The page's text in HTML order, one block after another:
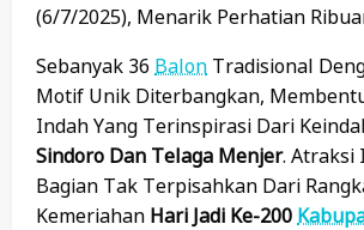
(6/7/2025), Menarik Perhatian
Sebanyak 36 Balon Tradisional
Motif Unik Diterbangkan,
Indah Yang Terinspirasi Dari
Sindoro Dan Telaga Menjer. Atraksi
Bagian Tak Terpisahkan Dari
Kemeriahan Hari Jadi Ke-200